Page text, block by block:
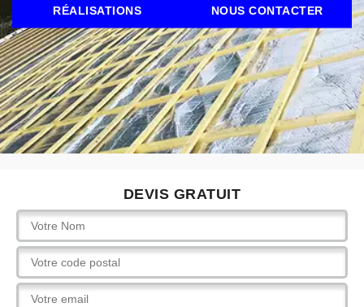
RÉALISATIONS NOUS CONTACTER
DEVIS GRATUIT